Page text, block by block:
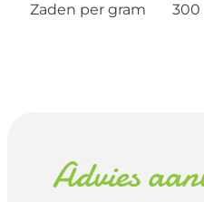
Zaden per gram
300
Advies